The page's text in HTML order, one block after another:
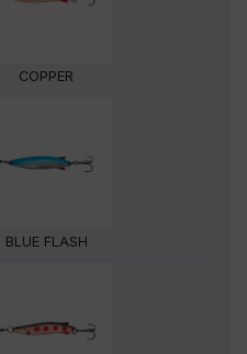
COPPER
BLUE FLASH